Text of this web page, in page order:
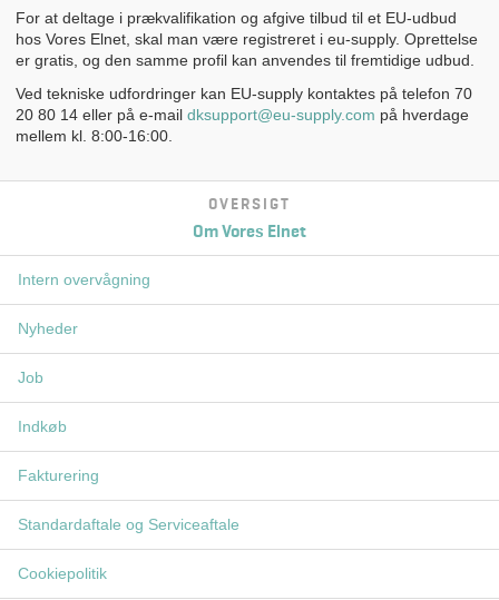
For at deltage i prækvalifikation og afgive tilbud til et EU-udbud
hos Vores Elnet, skal man være registreret i eu-supply. Oprettelse
er gratis, og den samme profil kan anvendes til fremtidige udbud.
Ved tekniske udfordringer kan EU-supply kontaktes på telefon 70
20 80 14 eller på e-mail dksupport@eu-supply.com på hverdage
mellem kl. 8:00-16:00.
OVERSIGT
Om Vores Elnet
Intern overvågning
Nyheder
Job
Indkøb
Fakturering
Standardaftale og Serviceaftale
Cookiepolitik